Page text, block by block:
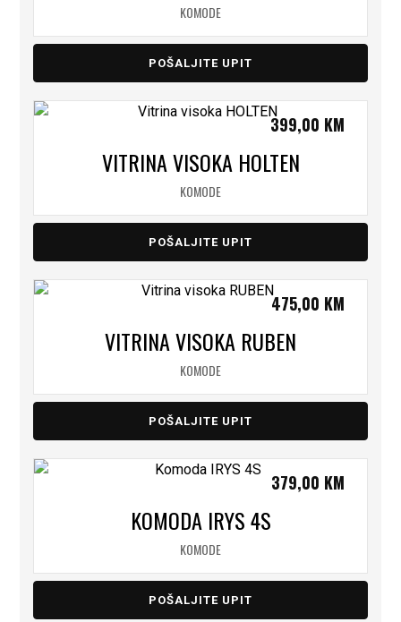
KOMODE
POŠALJITE UPIT
VITRINA VISOKA HOLTEN
KOMODE
399,00 KM
POŠALJITE UPIT
VITRINA VISOKA RUBEN
KOMODE
475,00 KM
POŠALJITE UPIT
KOMODA IRYS 4S
KOMODE
379,00 KM
POŠALJITE UPIT